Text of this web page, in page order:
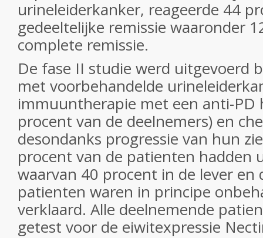
urineleiderkanker, reageerde 44
gedeeltelijke remissie waaronder
complete remissie.
De fase II studie werd uitgevoerd
met voorbehandelde
immuuntherapie met een anti-PD
procent van de deelnemers) en
desondanks progressie van hun
procent van de patienten hadden
waarvan 40 procent in de lever en
patienten waren in principe
verklaard. Alle deelnemende
getest voor de eiwitexpressie